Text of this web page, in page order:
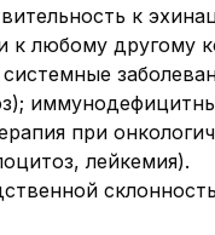
к
к любому другому
при
лейкемия).